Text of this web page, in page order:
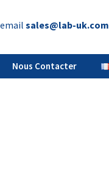
sales@lab-uk.com
Nous Contacter